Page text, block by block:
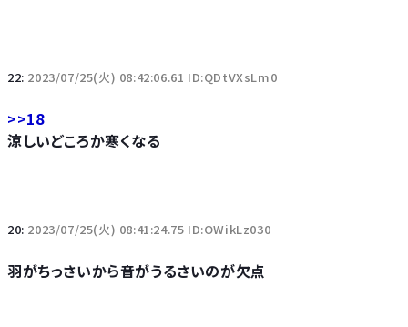
22: 2023/07/25(火) 08:42:06.61 ID:QDtVXsLm0
>>18
涼しいどころか寒くなる
20: 2023/07/25(火) 08:41:24.75 ID:OWikLz030
羽がちっさいから音がうるさいのが欠点